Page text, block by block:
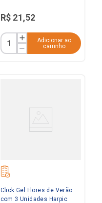
R$ 21,52
Adicionar ao
carrinho
Click Gel Flores de Verão
com 3 Unidades Harpic